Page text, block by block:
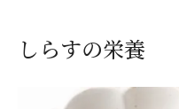
しらすの栄養